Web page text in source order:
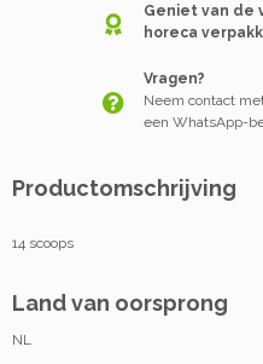
Geniet van de
horeca
Vragen?
Neem contact
een WhatsApp-
Productomschrijving
14 scoops
Land van oorsprong
NL